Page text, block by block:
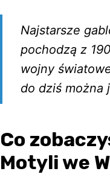
Najstarsze
pochodzą z
wojny
do dziś można
Co
Motyli we